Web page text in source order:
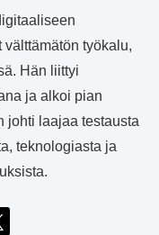
työkalu,
Hän liittyi
ja alkoi pian
johti laajaa testausta
teknologiasta ja